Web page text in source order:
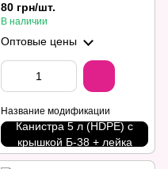
80 грн/шт.
В наличии
Оптовые цены
Название модификации
Канистра 5 л (HDPE) с
крышкой Б-38 + лейка